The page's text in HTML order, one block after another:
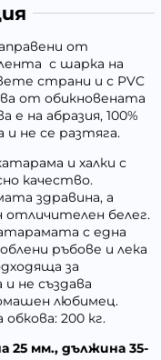
от
с шарка на
страни и с PVC
a от обикновената
е на абразия, 100%
не се разтяга.
и халки с
качество.
здравина, а
отличителен белег.
с една
ръбове и лека
за
не създава
любимец.
200 кг.
25 мм., дължина 35-